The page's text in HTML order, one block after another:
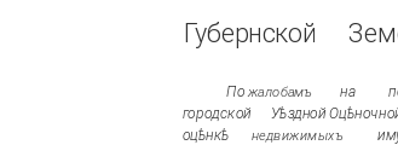
Губернской
По жалобамъ на
городской
Уѣздной
оцѣнкѣ недвижимыхъ